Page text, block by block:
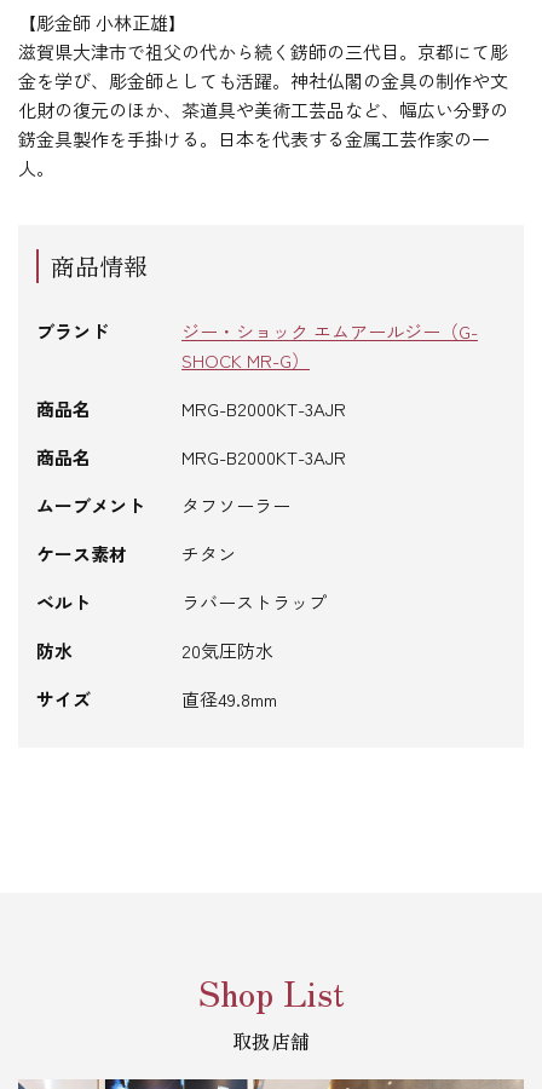
【彫金師 小林正雄】
滋賀県大津市で祖父の代から続く錺師の三代目。京都にて彫
金を学び、彫金師としても活躍。神社仏閣の金具の制作や文
化財の復元のほか、茶道具や美術工芸品など、幅広い分野の
錺金具製作を手掛ける。日本を代表する金属工芸作家の一
人。
商品情報
ブランド
ジー・ショック エムアールジー（G-
SHOCK MR-G）
商品名
MRG-B2000KT-3AJR
商品名
MRG-B2000KT-3AJR
ムーブメント
タフソーラー
ケース素材
チタン
ベルト
ラバーストラップ
防水
20気圧防水
サイズ
直径49.8mm
Shop List
取扱店舗